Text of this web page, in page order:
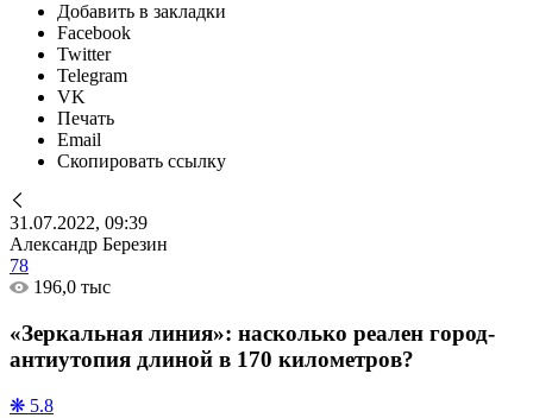
Добавить в закладки
Facebook
Twitter
Telegram
VK
Печать
Email
Скопировать ссылку
31.07.2022, 09:39
Александр Березин
78
196,0 тыс
«Зеркальная линия»: насколько реален город-
антиутопия длиной в 170 километров?
❋ 5.8